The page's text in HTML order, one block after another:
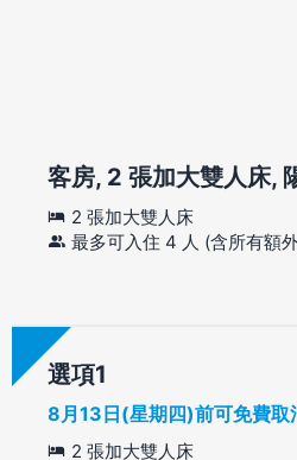
客房, 2 張加大雙人床,
2 張加大雙人床
最多可入住 4 人 (含所有額
選項
8月13日(星期四)前可免費取
2 張加大雙人床